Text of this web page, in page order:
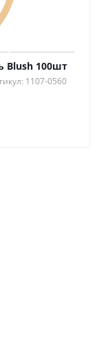
Blush 100шт
1107-0560